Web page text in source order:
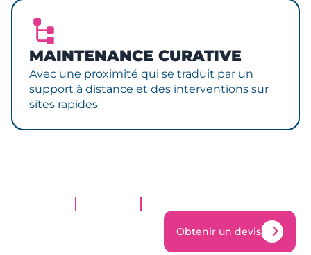
MAINTENANCE CURATIVE
Avec une proximité qui se traduit par un
support à distance et des interventions sur
sites rapides
Obtenir un devis